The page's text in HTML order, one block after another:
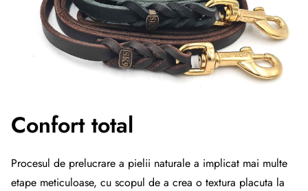
Confort total
Procesul de prelucrare a pielii naturale a implicat mai multe
etape meticuloase, cu scopul de a crea o textura placuta la